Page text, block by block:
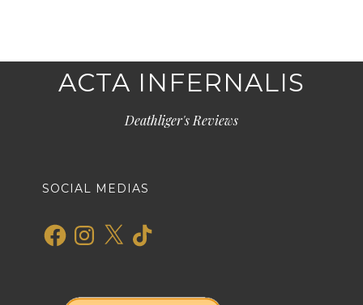
ACTA INFERNALIS
Deathliger's Reviews
SOCIAL MEDIAS
FacebookInstagram
X TikTok